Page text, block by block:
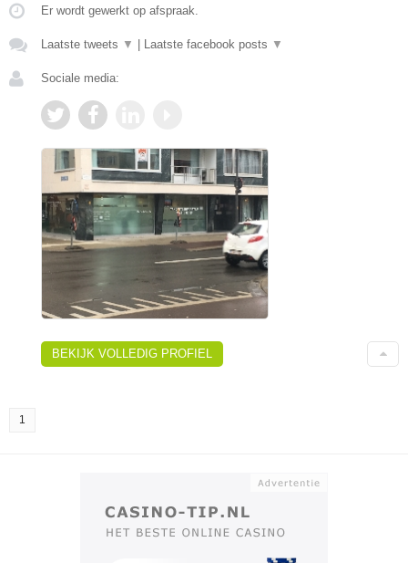
Er wordt gewerkt op afspraak.
Laatste tweets ▼ Laatste facebook posts ▼
Sociale media:
BEKIJK VOLLEDIG PROFIEL
1